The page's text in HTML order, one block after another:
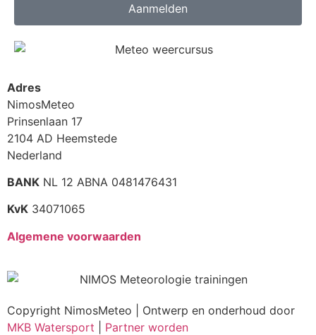
Aanmelden
Adres
NimosMeteo
Prinsenlaan 17
2104 AD Heemstede
Nederland
BANK NL 12 ABNA 0481476431
KvK 34071065
Algemene voorwaarden
Copyright NimosMeteo | Ontwerp en onderhoud door
MKB Watersport
Partner worden